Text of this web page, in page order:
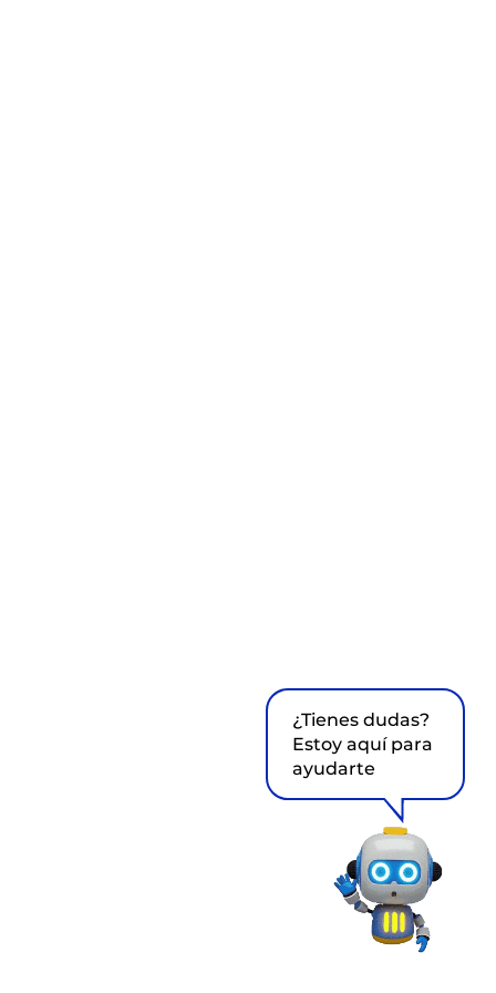
¿Tienes dudas?
Estoy aquí para
ayudarte